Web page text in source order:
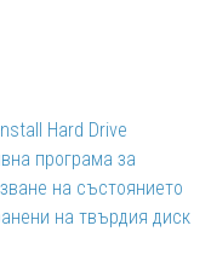
Hard Drive
програма за
на състоянието
на твърдия диск